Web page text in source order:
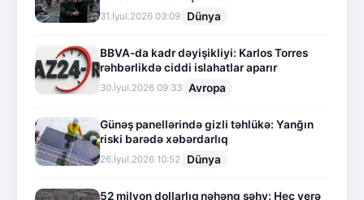
31.İyul.2026 03:09 Dünya
BBVA-da kadr dəyişikliyi: Karlos Torres
rəhbərlikdə ciddi islahatlar aparır
30.İyul.2026 09:33 Avropa
Günəş panellərində gizli təhlükə: Yanğın
riski barədə xəbərdarlıq
26.İyul.2026 10:52 Dünya
52 milyon dollarlıq nəhəng səhv: Heç yerə